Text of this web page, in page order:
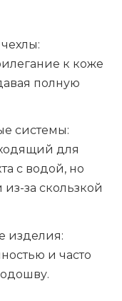
к коже
полную
системы:
для
с водой, но
за скользкой
изделия:
и часто